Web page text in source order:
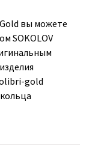
вы можете
SOKOLOV
gold